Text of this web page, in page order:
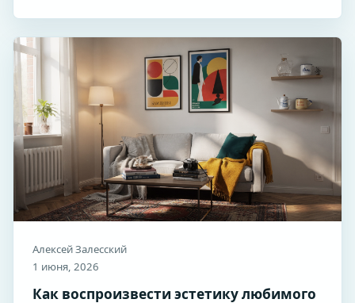
Алексей Залесский
1 июня, 2026
Как воспроизвести эстетику любимого